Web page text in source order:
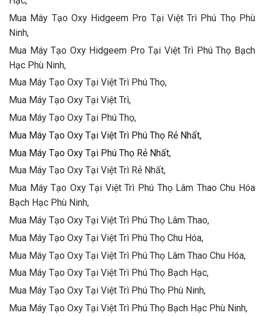
Mua Máy Tạo Oxy Hidgeem Pro Tại Việt Trì Phú Thọ Phù
Ninh,
Mua Máy Tạo Oxy Hidgeem Pro Tại Việt Trì Phú Thọ Bạch
Hạc Phù Ninh,
Mua Máy Tạo Oxy Tại Việt Trì Phú Thọ,
Mua Máy Tạo Oxy Tại Việt Trì,
Mua Máy Tạo Oxy Tại Phú Thọ,
Mua Máy Tạo Oxy Tại Việt Trì Phú Thọ Rẻ Nhất,
Mua Máy Tạo Oxy Tại Phú Thọ Rẻ Nhất,
Mua Máy Tạo Oxy Tại Việt Trì Rẻ Nhất,
Mua Máy Tạo Oxy Tại Việt Trì Phú Thọ Lâm Thao Chu Hóa
Bạch Hạc Phù Ninh,
Mua Máy Tạo Oxy Tại Việt Trì Phú Thọ Lâm Thao,
Mua Máy Tạo Oxy Tại Việt Trì Phú Thọ Chu Hóa,
Mua Máy Tạo Oxy Tại Việt Trì Phú Thọ Lâm Thao Chu Hóa,
Mua Máy Tạo Oxy Tại Việt Trì Phú Thọ Bạch Hạc,
Mua Máy Tạo Oxy Tại Việt Trì Phú Thọ Phù Ninh,
Mua Máy Tạo Oxy Tại Việt Trì Phú Thọ Bạch Hạc Phù Ninh,